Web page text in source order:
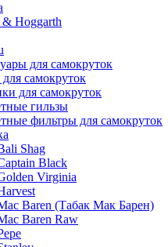
Hoggarth
для самокруток
самокруток
для самокруток
гильзы
фильтры для самокруток
Shag
Black
Virginia
Baren (Табак Мак Барен)
Baren Raw